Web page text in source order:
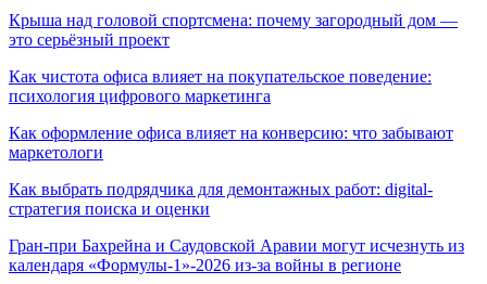
Крыша над головой спортсмена: почему загородный дом —
это серьёзный проект
Как чистота офиса влияет на покупательское поведение:
психология цифрового маркетинга
Как оформление офиса влияет на конверсию: что забывают
маркетологи
Как выбрать подрядчика для демонтажных работ: digital-
стратегия поиска и оценки
Гран-при Бахрейна и Саудовской Аравии могут исчезнуть из
календаря «Формулы-1»-2026 из-за войны в регионе